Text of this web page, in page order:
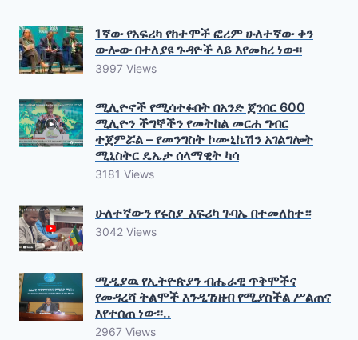
1ኛው የአፍሪካ የከተሞች ፎረም ሁለተኛው ቀን
ውሎው በተለያዩ ጉዳዮች ላይ እየመከረ ነው፡፡
3997 Views
ሚሊዮኖች የሚሳተፉበት በአንድ ጀንበር 600
ሚሊዮን ችግኞችን የመትከል መርሐ ግብር
ተጀምሯል – የመንግስት ኮሙኒኬሽን አገልግሎት
ሚኒስትር ዴኤታ ሰላማዊት ካሳ
3181 Views
ሁለተኛውን የሩስያ_አፍሪካ ጉባኤ በተመለከተ።
3042 Views
ሚዲያዉ የኢትዮጵያን ብሔራዊ ጥቅሞችና
የመዳረሻ ትልሞች እንዲገነዘብ የሚያስችል ሥልጠና
እየተሰጠ ነው፡፡..
2967 Views